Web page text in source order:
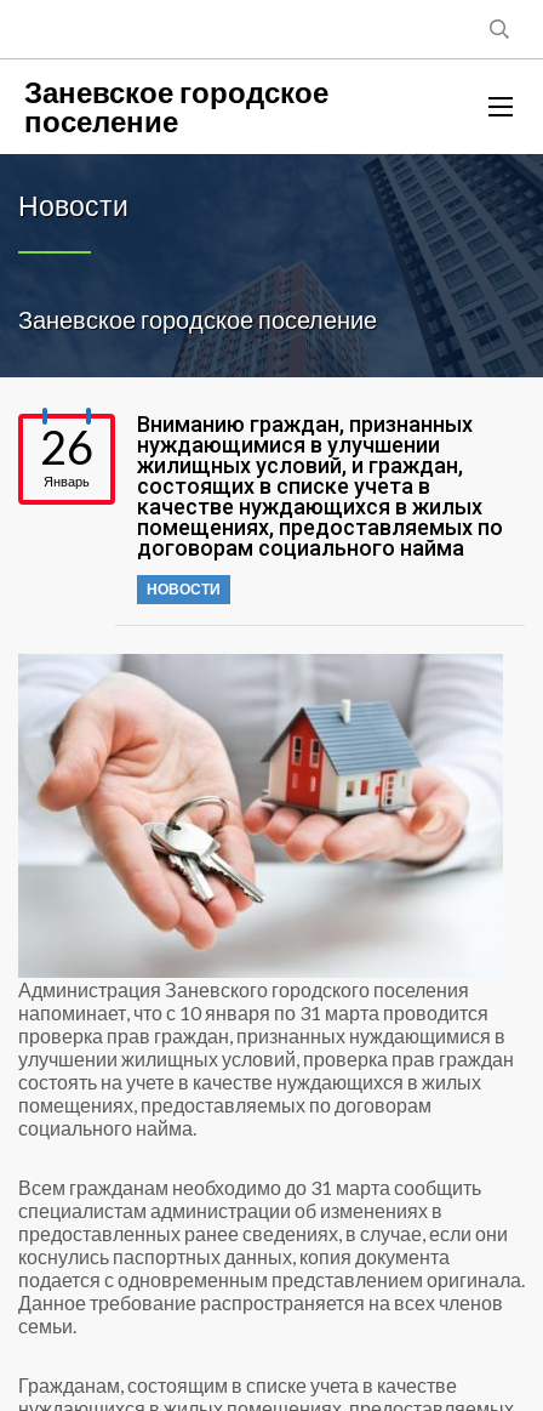
Заневское городское
поселение
Новости
Заневское городское поселение
26
Январь
Вниманию граждан, признанных
нуждающимися в улучшении
жилищных условий, и граждан,
состоящих в списке учета в
качестве нуждающихся в жилых
помещениях, предоставляемых по
договорам социального найма
НОВОСТИ
Администрация Заневского городского поселения
напоминает, что с 10 января по 31 марта проводится
проверка прав граждан, признанных нуждающимися в
улучшении жилищных условий, проверка прав граждан
состоять на учете в качестве нуждающихся в жилых
помещениях, предоставляемых по договорам
социального найма.
Всем гражданам необходимо до 31 марта сообщить
специалистам администрации об изменениях в
предоставленных ранее сведениях, в случае, если они
коснулись паспортных данных, копия документа
подается с одновременным представлением оригинала.
Данное требование распространяется на всех членов
семьи.
Гражданам, состоящим в списке учета в качестве